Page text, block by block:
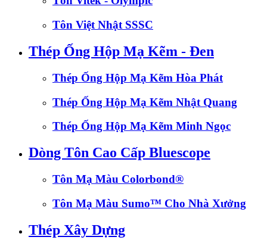
Tôn Việt Nhật SSSC
Thép Ống Hộp Mạ Kẽm - Đen
Thép Ống Hộp Mạ Kẽm Hòa Phát
Thép Ống Hộp Mạ Kẽm Nhật Quang
Thép Ống Hộp Mạ Kẽm Minh Ngọc
Dòng Tôn Cao Cấp Bluescope
Tôn Mạ Màu Colorbond®
Tôn Mạ Màu Sumo™ Cho Nhà Xưởng
Thép Xây Dựng